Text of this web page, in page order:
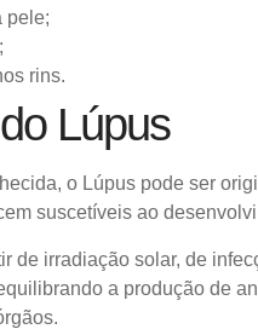
pele;
rins.
Lúpus
o Lúpus pode ser
suscetíveis ao
de irradiação solar, de
a produção de